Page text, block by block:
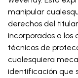
manipular
derechos del
incorporados a los
técnicos de
cualesquiera
identificación que